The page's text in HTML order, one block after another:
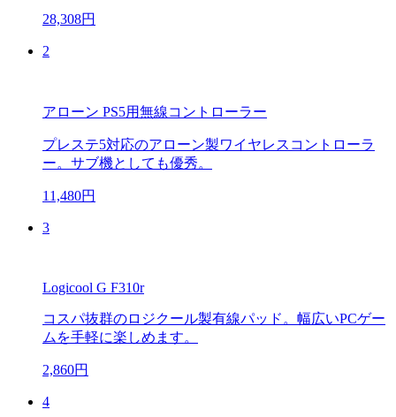
28,308円
2
アローン PS5用無線コントローラー
プレステ5対応のアローン製ワイヤレスコントローラ
ー。サブ機としても優秀。
11,480円
3
Logicool G F310r
コスパ抜群のロジクール製有線パッド。幅広いPCゲー
ムを手軽に楽しめます。
2,860円
4